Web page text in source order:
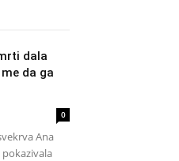
dala
da ga
0
Ana